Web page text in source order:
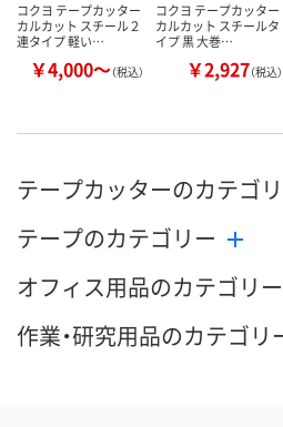
コクヨ テープカッター
カルカット スチール２
連タイプ 軽い…
￥4,000～（税込）
コクヨ テープカッター
カルカット スチールタ
イプ 黒 大巻…
￥2,927（税込）
テープカッターのカテゴ
テープのカテゴリー
オフィス用品のカテゴリー
作業・研究用品のカテゴリ